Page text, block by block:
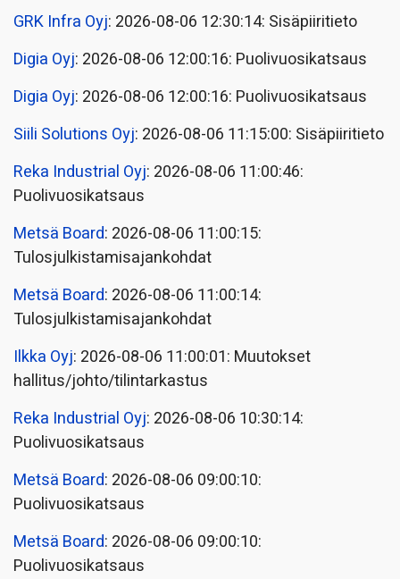
GRK Infra Oyj: 2026-08-06 12:30:14: Sisäpiiritieto
Digia Oyj: 2026-08-06 12:00:16: Puolivuosikatsaus
Digia Oyj: 2026-08-06 12:00:16: Puolivuosikatsaus
Siili Solutions Oyj: 2026-08-06 11:15:00: Sisäpiiritieto
Reka Industrial Oyj: 2026-08-06 11:00:46:
Puolivuosikatsaus
Metsä Board: 2026-08-06 11:00:15:
Tulosjulkistamisajankohdat
Metsä Board: 2026-08-06 11:00:14:
Tulosjulkistamisajankohdat
Ilkka Oyj: 2026-08-06 11:00:01: Muutokset
hallitus/johto/tilintarkastus
Reka Industrial Oyj: 2026-08-06 10:30:14:
Puolivuosikatsaus
Metsä Board: 2026-08-06 09:00:10:
Puolivuosikatsaus
Metsä Board: 2026-08-06 09:00:10:
Puolivuosikatsaus